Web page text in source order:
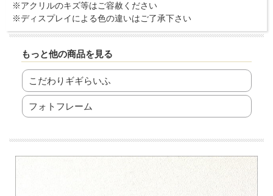
※アクリルのキズ等はご容赦ください
※ディスプレイによる色の違いはご了承下さい
もっと他の商品を見る
こだわりギギらいふ
フォトフレーム